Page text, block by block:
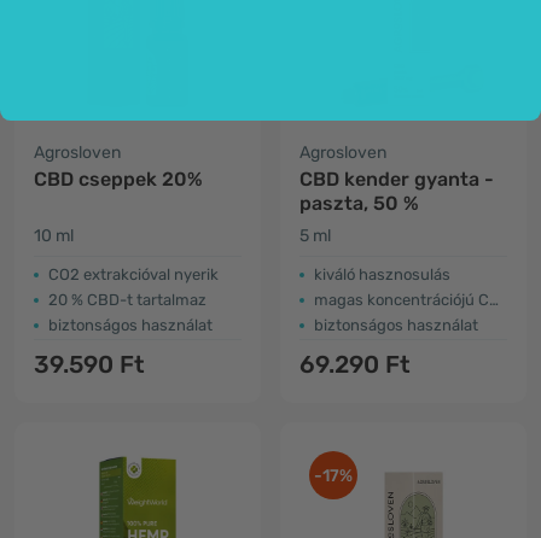
Agrosloven
CBD cseppek 20%
10 ml
CO2 extrakcióval nyerik
20 % CBD-t tartalmaz
biztonságos használat
39.590 Ft
Agrosloven
CBD kender gyanta -
paszta, 50 %
5 ml
kiváló hasznosulás
magas koncentrációjú CBD
biztonságos használat
69.290 Ft
-17%